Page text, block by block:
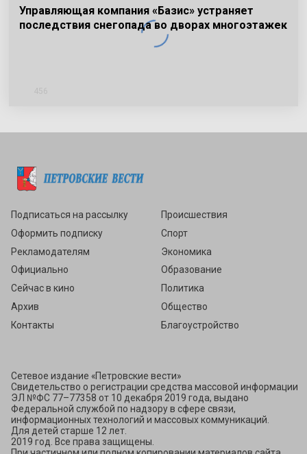
Управляющая компания «Базис» устраняет
последствия снегопада во дворах многоэтажек
Подписаться на рассылку
Оформить подписку
Рекламодателям
Официально
Сейчас в кино
Архив
Контакты
Происшествия
Спорт
Экономика
Образование
Политика
Общество
Благоустройство
Сетевое издание «Петровские вести»
Свидетельство о регистрации средства массовой информации
ЭЛ №ФС 77–77358 от 10 декабря 2019 года, выдано
Федеральной службой по надзору в сфере связи,
информационных технологий и массовых коммуникаций.
Для детей старше 12 лет.
2019 год. Все права защищены.
Подписаться